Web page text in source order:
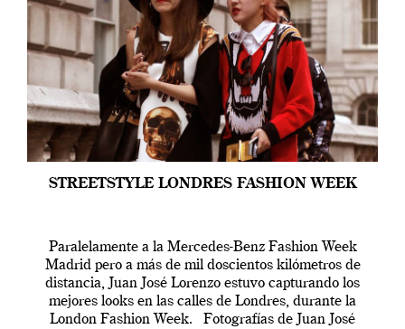
STREETSTYLE LONDRES FASHION WEEK
Paralelamente a la Mercedes-Benz Fashion Week
Madrid pero a más de mil doscientos kilómetros de
distancia, Juan José Lorenzo estuvo capturando los
mejores looks en las calles de Londres, durante la
London Fashion Week. Fotografías de Juan José